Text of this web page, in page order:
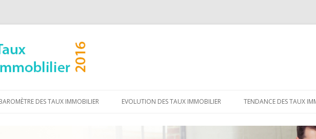
au
DES TAUX IMMOBILIER EVOLUTION DES TAUX IMMOBILIER TENDANCE DES TAUX